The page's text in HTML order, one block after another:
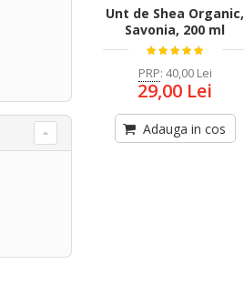
Unt de Shea Organic,
Savonia, 200 ml
PRP: 40,00 Lei
29,00 Lei
Adauga in cos